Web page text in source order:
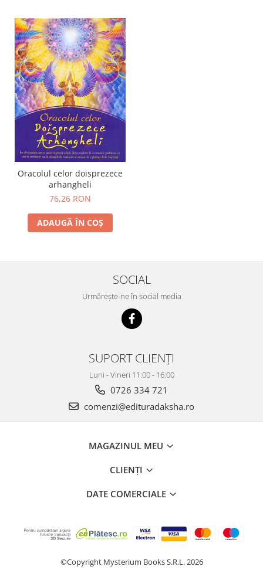
Oracolul celor doisprezece
arhangheli
76,26 RON
ADAUGĂ ÎN COȘ
SOCIAL
Urmărește-ne în social media
SUPORT CLIENȚI
Luni - Vineri 11:00 - 16:00
0726 334 721
comenzi@edituradaksha.ro
MAGAZINUL MEU
CLIENȚI
DATE COMERCIALE
©Copyright Mysterium Books S.R.L. 2026